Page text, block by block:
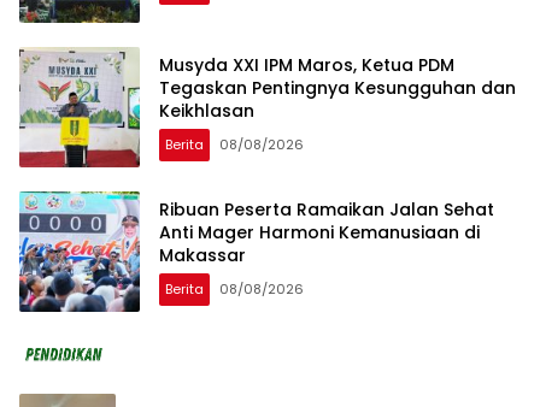
Musyda XXI IPM Maros, Ketua PDM
Tegaskan Pentingnya Kesungguhan dan
Keikhlasan
Berita 08/08/2026
Ribuan Peserta Ramaikan Jalan Sehat
Anti Mager Harmoni Kemanusiaan di
Makassar
Berita 08/08/2026